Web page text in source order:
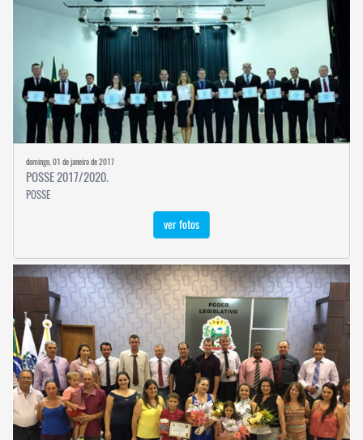
domingo, 01 de janeiro de 2017
POSSE 2017/2020.
POSSE
ver fotos